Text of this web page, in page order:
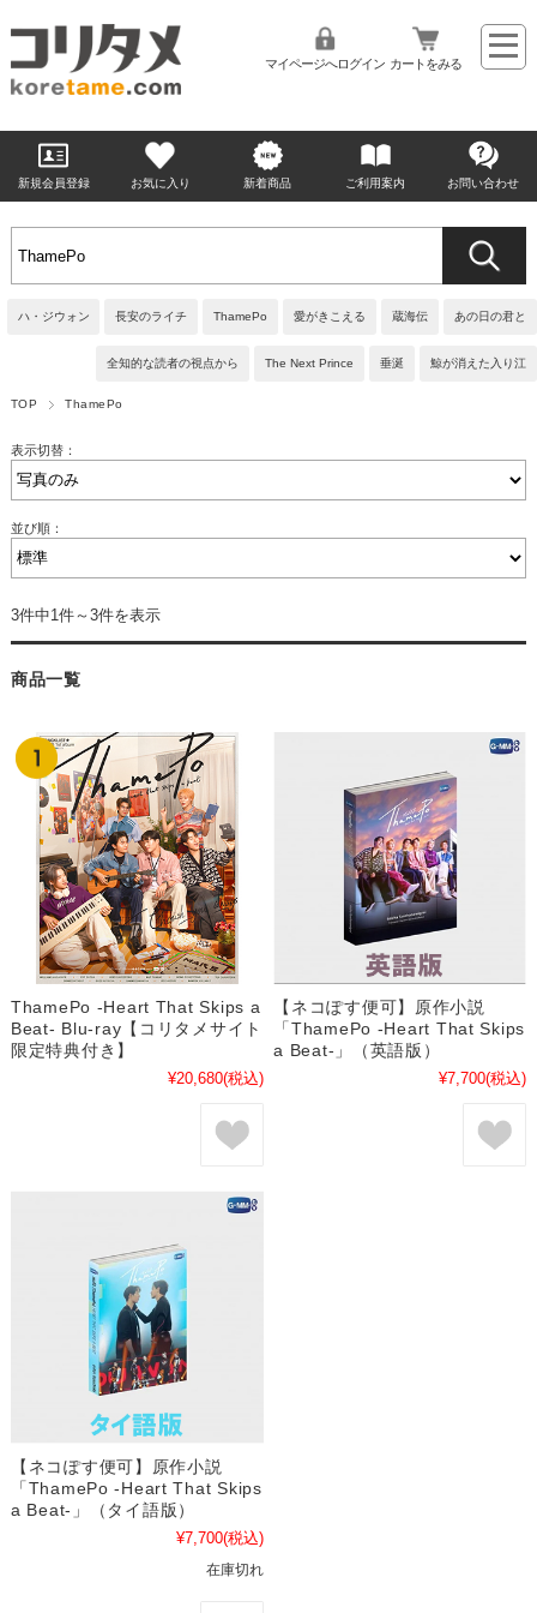
マイページへログイン カートをみる
新規会員登録 お気に入り 新着商品 ご利用案内 お問い合わせ
ハ・ジウォン 長安のライチ ThamePo 愛がきこえる 蔵海伝 あの日の君と
全知的な読者の視点から The Next Prince 垂涎 鯨が消えた入り江
TOP ThamePo
表示切替：
並び順：
3件中1件～3件を表示
商品一覧
ThamePo -Heart That Skips a
Beat- Blu-ray【コリタメサイト
限定特典付き】
¥20,680(税込)
【ネコぽす便可】原作小説
「ThamePo -Heart That Skips
a Beat-」（英語版）
¥7,700(税込)
【ネコぽす便可】原作小説
「ThamePo -Heart That Skips
a Beat-」（タイ語版）
¥7,700(税込)
在庫切れ